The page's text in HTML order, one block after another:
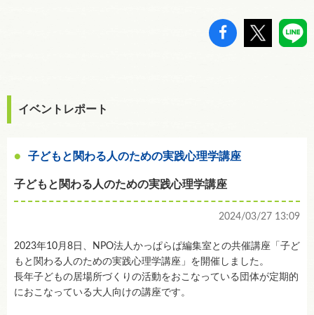
イベントレポート
子どもと関わる人のための実践心理学講座
子どもと関わる人のための実践心理学講座
2024/03/27 13:09
2023年10月8日、NPO法人かっぱらぱ編集室との共催講座「子ど
もと関わる人のための実践心理学講座」を開催しました。
長年子どもの居場所づくりの活動をおこなっている団体が定期的
におこなっている大人向けの講座です。